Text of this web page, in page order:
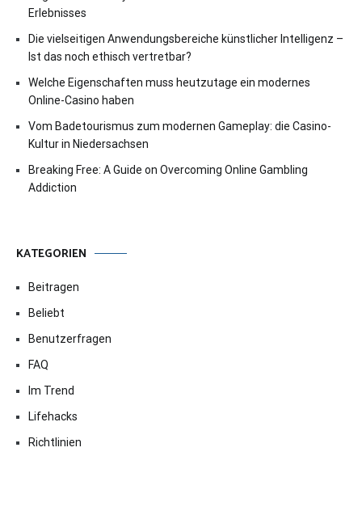
Erlebnisses
Die vielseitigen Anwendungsbereiche künstlicher Intelligenz –
Ist das noch ethisch vertretbar?
Welche Eigenschaften muss heutzutage ein modernes
Online-Casino haben
Vom Badetourismus zum modernen Gameplay: die Casino-
Kultur in Niedersachsen
Breaking Free: A Guide on Overcoming Online Gambling
Addiction
KATEGORIEN
Beitragen
Beliebt
Benutzerfragen
FAQ
Im Trend
Lifehacks
Richtlinien